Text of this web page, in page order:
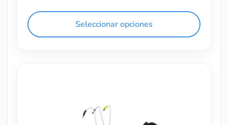
Seleccionar opciones